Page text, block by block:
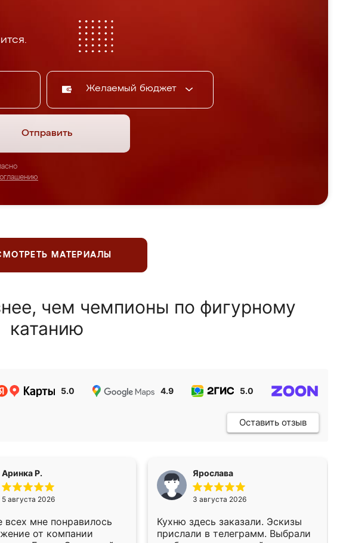
Желаемый бюджет
Отправить
МАТЕРИАЛЫ
чем чемпионы по фигурному
катанию
5.0 4.9 5.0
Оставить отзыв
Аринка Р.
5 августа 2026
всех мне понравилось
от компании
Ярослава
3 августа 2026
Кухню здесь заказали. Эскизы
прислали в телеграмм. Выбрали